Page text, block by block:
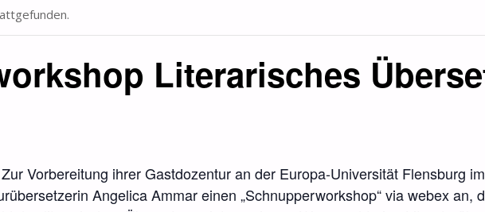
Literarisches
Zur Vorbereitung ihrer Gastdozentur an der Europa-Universität Flensburg
Angelica Ammar einen „Schnupperworkshop“ via webex an,